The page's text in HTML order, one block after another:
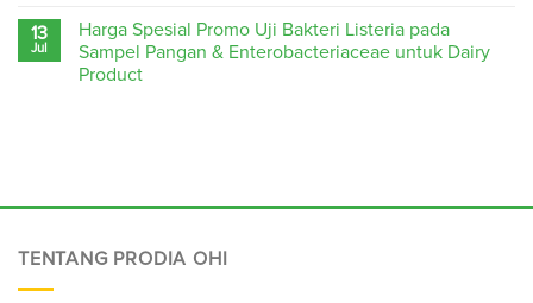
13
Jul
Harga Spesial Promo Uji Bakteri Listeria pada
Sampel Pangan & Enterobacteriaceae untuk Dairy
Product
TENTANG PRODIA OHI